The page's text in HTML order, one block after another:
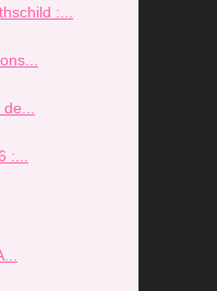
:...
:...